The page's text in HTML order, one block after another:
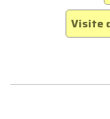
Visite